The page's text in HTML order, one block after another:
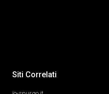
Siti Correlati